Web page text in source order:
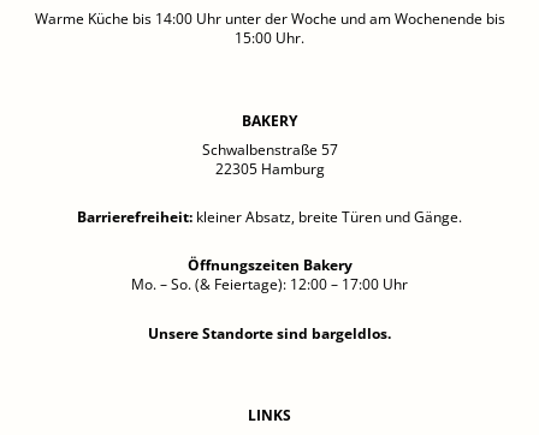
Warme Küche bis 14:00 Uhr unter der Woche und am Wochenende bis
15:00 Uhr.
BAKERY
Schwalbenstraße 57
22305 Hamburg
Barrierefreiheit: kleiner Absatz, breite Türen und Gänge.
Öffnungszeiten Bakery
Mo. – So. (& Feiertage): 12:00 – 17:00 Uhr
Unsere Standorte sind bargeldlos.
LINKS